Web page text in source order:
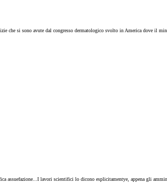
che si sono avute dal congresso dermatologico svolto in America dove il
assuefazione...I lavori scientifici lo dicono esplicitamentye, appena gli